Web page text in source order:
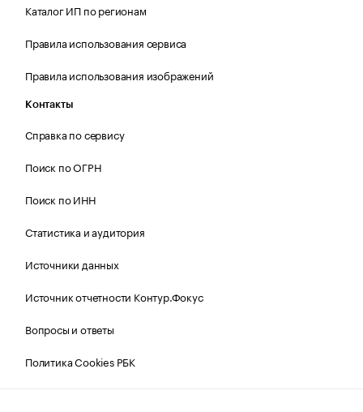
Каталог ИП по регионам
Правила использования сервиса
Правила использования изображений
Контакты
Справка по сервису
Поиск по ОГРН
Поиск по ИНН
Статистика и аудитория
Источники данных
Источник отчетности Контур.Фокус
Вопросы и ответы
Политика Cookies РБК